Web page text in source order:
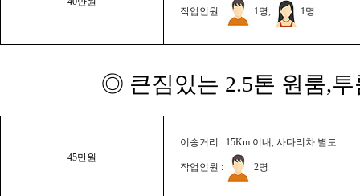
작업인원 : 1명, 1명
◎ 큰짐있는 2.5톤 원룸,
45만원
이송거리 : 15Km 이내, 사다리차 별도
작업인원 : 2명